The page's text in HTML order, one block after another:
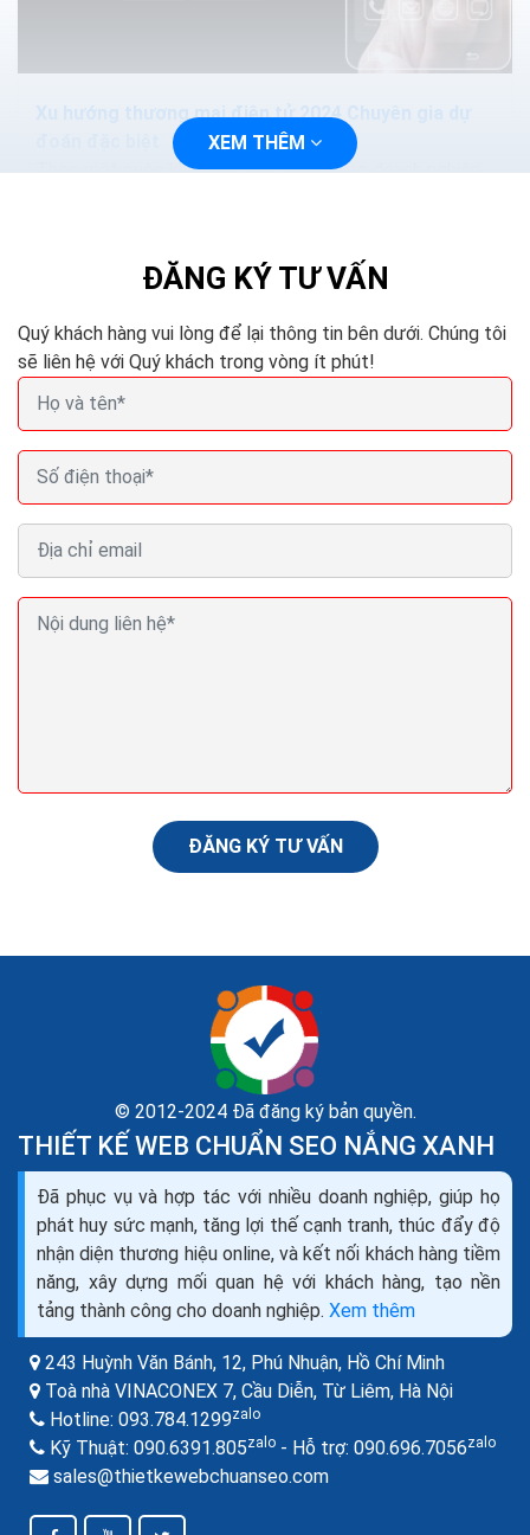
Xu hướng thương mại điện tử 2024 Chuyên gia dự
Theo một cuộc khảo sát của Yotpo, các doanh nghiệp
Những kỹ năng cơ bản trong seo web thương mại
điện tử
Rất nhiều chuyên gia SEO có xu hướng bỏ qua các
trang lọc có chức năng thiết lập trật tự hiển thị kết quả
cho các trang phân loại, tuy nhiên, các trang này...
XEM THÊM
ĐĂNG KÝ TƯ VẤN
Quý khách hàng vui lòng để lại thông tin bên dưới. Chúng tôi
sẽ liên hệ với Quý khách trong vòng ít phút!
ĐĂNG KÝ TƯ VẤN
© 2012-2024 Đã đăng ký bản quyền.
THIẾT KẾ WEB CHUẨN SEO NẮNG XANH
Đã phục vụ và hợp tác với nhiều doanh nghiệp, giúp họ
phát huy sức mạnh, tăng lợi thế cạnh tranh, thúc đẩy độ
nhận diện thương hiệu online, và kết nối khách hàng tiềm
năng, xây dựng mối quan hệ với khách hàng, tạo nền
tảng thành công cho doanh nghiệp. Xem thêm
243 Huỳnh Văn Bánh, 12, Phú Nhuận, Hồ Chí Minh
Toà nhà VINACONEX 7, Cầu Diễn, Từ Liêm, Hà Nội
Hotline: 093.784.1299zalo
Kỹ Thuật: 090.6391.805zalo - Hỗ trợ: 090.696.7056zalo
sales@thietkewebchuanseo.com